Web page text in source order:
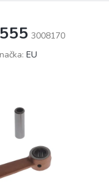
3008170
EU